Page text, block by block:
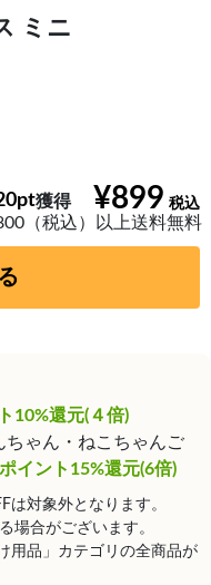
ミニ
¥899
獲得
（税込）以上送料無料
10%還元(４倍)
ゃん・ねこちゃんご
イント15%還元(6倍)
対象外となります。
場合がございます。
用品」カテゴリの全商品が